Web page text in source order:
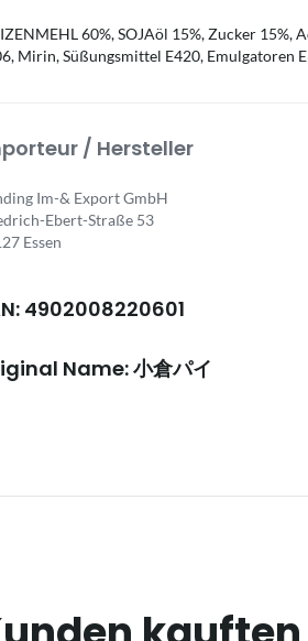
60%, SOJAöl 15%, Zucker 15%,
Mirin, Süßungsmittel E420, Emulgatoren
/ Hersteller
Im-& Export GmbH
Ebert-Straße 53
Essen
4902008220601
Name: 小倉パイ